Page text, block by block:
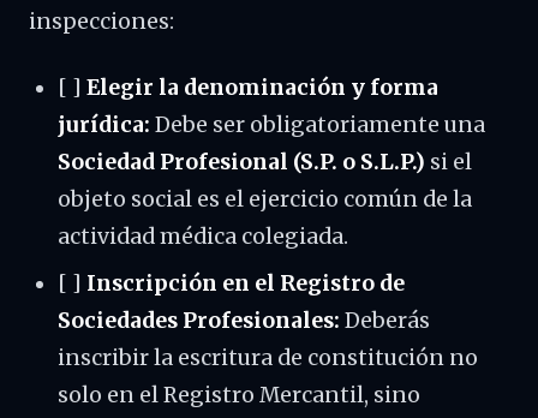
inspecciones:
[ ] Elegir la denominación y forma
jurídica: Debe ser obligatoriamente una
Sociedad Profesional (S.P. o S.L.P.) si el
objeto social es el ejercicio común de la
actividad médica colegiada.
[ ] Inscripción en el Registro de
Sociedades Profesionales: Deberás
inscribir la escritura de constitución no
solo en el Registro Mercantil, sino